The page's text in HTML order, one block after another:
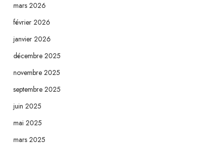
mars 2026
février 2026
janvier 2026
décembre 2025
novembre 2025
septembre 2025
juin 2025
mai 2025
mars 2025